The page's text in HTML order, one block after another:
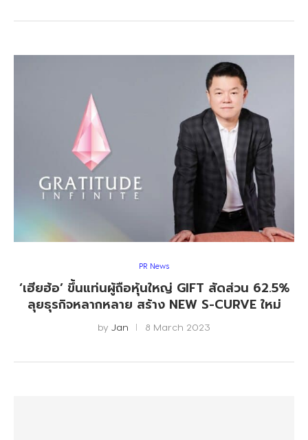
PR News
‘เฮียฮ้อ’ ขึ้นแท่นผู้ถือหุ้นใหญ่ GIFT สัดส่วน 62.5%
ลุยธุรกิจหลากหลาย สร้าง NEW S-CURVE ใหม่
by Jan 8 March 2023